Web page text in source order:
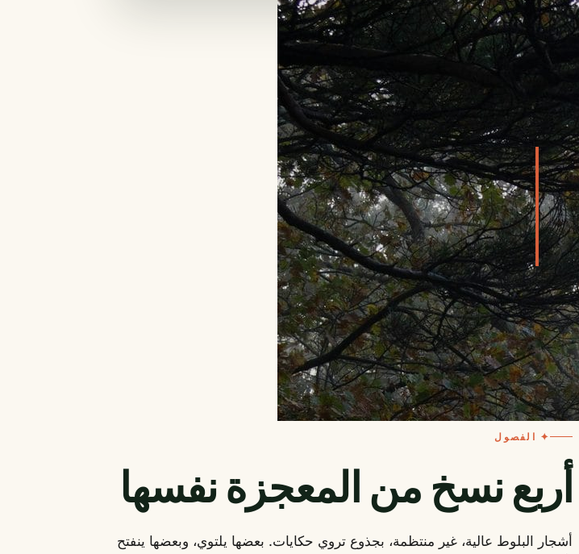
✦ الفصول
أربع نسخ من المعجزة نفسها
أشجار البلوط عالية، غير منتظمة، بجذوع تروي حكايات. بعضها يلتوي، وبعضها ينفتح